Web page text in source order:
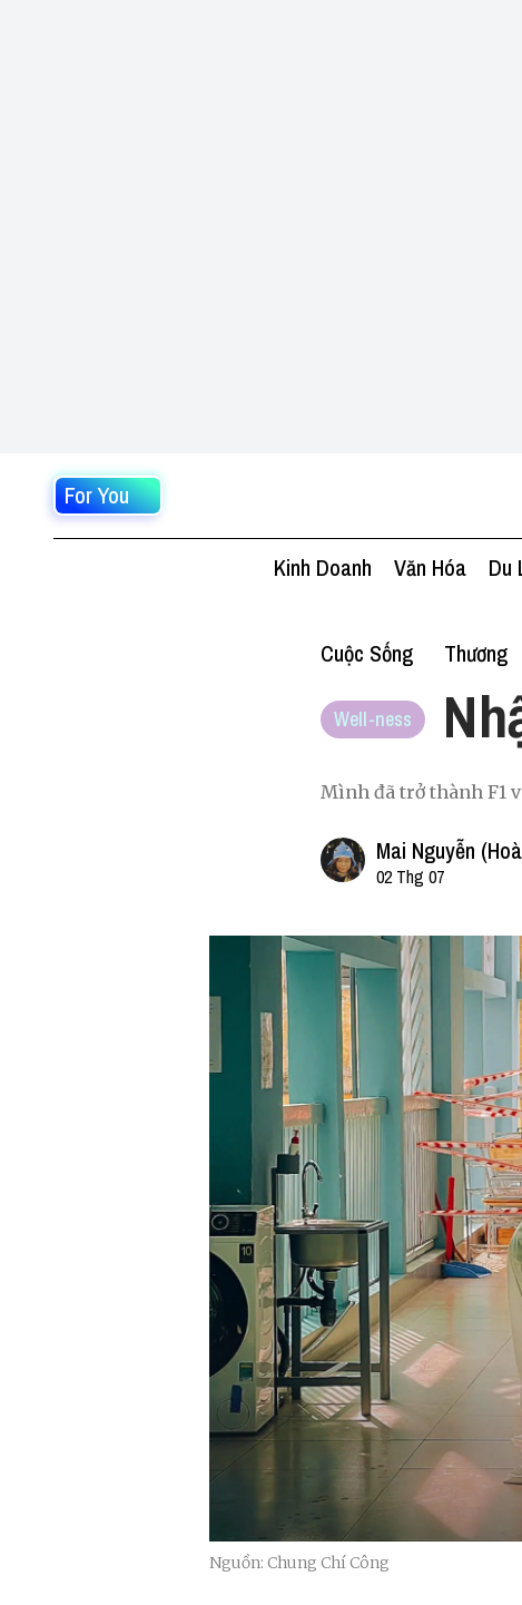
For You
Kinh Doanh Văn Hóa Du
Cuộc Sống Thương
Well-ness
Mình đã trở thành F1
Mai Nguyễn
02 Thg 07
Nguồn: Chung Chí Công